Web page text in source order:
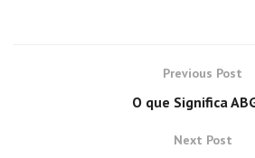
Previous Post
O que Significa
Next Post